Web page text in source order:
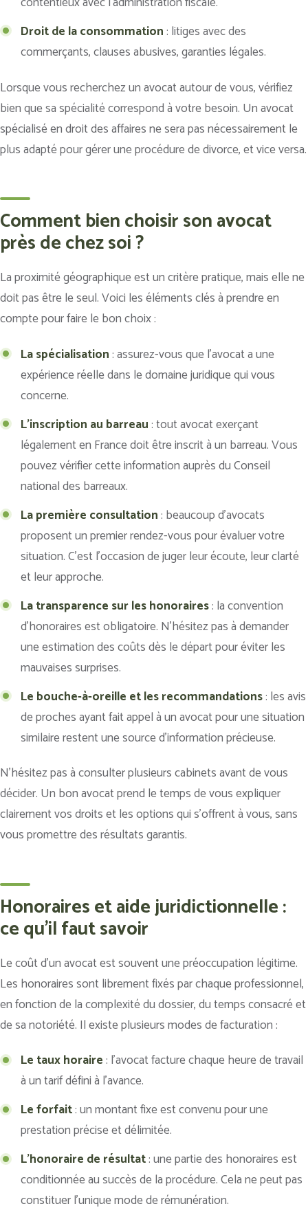
Droit de la consommation : litiges avec des
commerçants, clauses abusives, garanties légales.
Lorsque vous recherchez un avocat autour de vous, vérifiez
bien que sa spécialité correspond à votre besoin. Un avocat
spécialisé en droit des affaires ne sera pas nécessairement le
plus adapté pour gérer une procédure de divorce, et vice versa.
Comment bien choisir son avocat
près de chez soi ?
La proximité géographique est un critère pratique, mais elle ne
doit pas être le seul. Voici les éléments clés à prendre en
compte pour faire le bon choix :
La spécialisation : assurez-vous que l’avocat a une
expérience réelle dans le domaine juridique qui vous
concerne.
L’inscription au barreau : tout avocat exerçant
légalement en France doit être inscrit à un barreau. Vous
pouvez vérifier cette information auprès du Conseil
national des barreaux.
La première consultation : beaucoup d’avocats
proposent un premier rendez-vous pour évaluer votre
situation. C’est l’occasion de juger leur écoute, leur clarté
et leur approche.
La transparence sur les honoraires: la convention
d’honoraires est obligatoire. N’hésitez pas à demander
une estimation des coûts dès le départ pour éviter les
mauvaises surprises.
Le bouche-à-oreille et les recommandations: les avis
de proches ayant fait appel à un avocat pour une situation
similaire restent une source d’information précieuse.
N’hésitez pas à consulter plusieurs cabinets avant de vous
décider. Un bon avocat prend le temps de vous expliquer
clairement vos droits et les options qui s’offrent à vous, sans
vous promettre des résultats garantis.
Honoraires et aide juridictionnelle :
ce qu'il faut savoir
Le coût d’un avocat est souvent une préoccupation légitime.
Les honoraires sont librement fixés par chaque professionnel,
en fonction de la complexité du dossier, du temps consacré et
de sa notoriété. Il existe plusieurs modes de facturation :
Le taux horaire : l’avocat facture chaque heure de travail
à un tarif défini à l’avance.
Le forfait: un montant fixe est convenu pour une
prestation précise et délimitée.
L’honoraire de résultat: une partie des honoraires est
conditionnée au succès de la procédure. Cela ne peut pas
constituer l’unique mode de rémunération.